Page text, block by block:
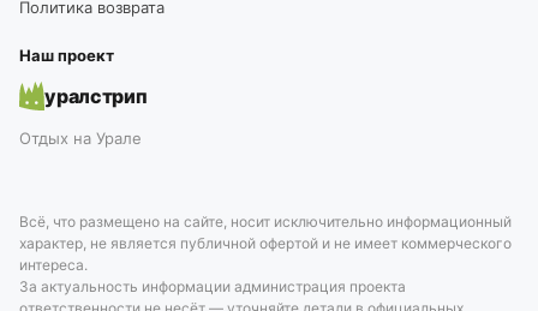
Политика возврата
Наш проект
уралстрип
Отдых на Урале
Всё, что размещено на сайте, носит исключительно информационный
характер, не является публичной офертой и не имеет коммерческого
интереса.
За актуальность информации администрация проекта